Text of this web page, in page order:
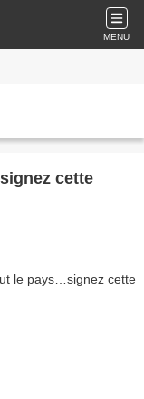
MENU
cette